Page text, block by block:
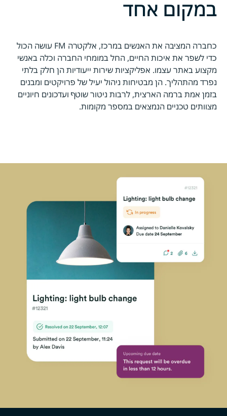
במקום אחד
כחברה המציבה את האנשים במרכז, אלקטרה FM עושה הכול
כדי לשפר את איכות החיים, החל במומחי החברה וכלה באנשי
מקצוע באתר עצמו. אפליקציות שירות ייעודיות הן חלק בלתי
נפרד מהתהליך. הן מבטיחות ניהול יעיל של פרויקטים ומבנים
בזמן אמת ברמה הארצית, לרבות ניטור שוטף ועדכונים חיוניים
מצוותים טכניים הנמצאים במספר מקומות.